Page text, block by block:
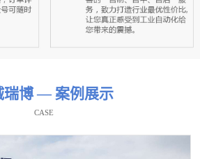
瑞博 — 案例展示
CASE